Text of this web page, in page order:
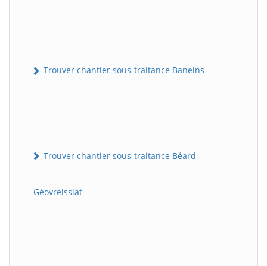
Trouver chantier sous-traitance Baneins
Trouver chantier sous-traitance Béard-
Géovreissiat